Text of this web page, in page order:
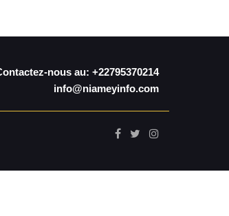
nous au: +22795370214
info@niameyinfo.com